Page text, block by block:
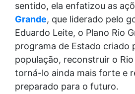
sentido, ela enfatizou as
Grande, que liderado pelo
Eduardo Leite, o Plano Rio
programa de Estado criado
população, reconstruir o
torná-lo ainda mais forte e
preparado para o futuro.